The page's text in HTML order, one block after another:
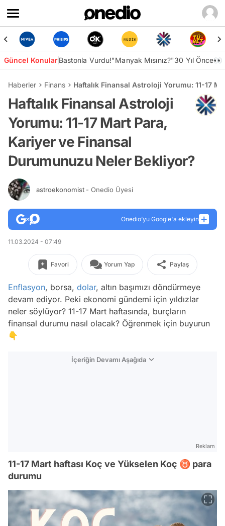
Güncel KonularBastonla Vurdu!"Manyak Mısınız?"30 Yıl Önce👀
Haberler Finans Haftalık Finansal Astroloji Yorumu: 11-17
Haftalık Finansal Astroloji
Yorumu: 11-17 Mart Para,
Kariyer ve Finansal
Durumunuzu Neler Bekliyor?
astroekonomist - Onedio Üyesi
Onedio’yu Google'a ekleyin
11.03.2024 - 07:49
Favori Yorum Yap Paylaş
Enflasyon, borsa, dolar, altın başımızı döndürmeye
devam ediyor. Peki ekonomi gündemi için yıldızlar
neler söylüyor? 11-17 Mart haftasında, burçların
finansal durumu nasıl olacak? Öğrenmek için buyurun
👇
İçeriğin Devamı Aşağıda
Reklam
11-17 Mart haftası Koç ve Yükselen Koç ♉ para
durumu